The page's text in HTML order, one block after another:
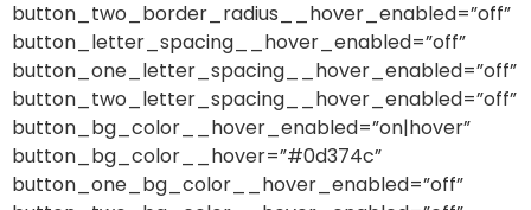
button_two_border_radius__hover_enabled=”off”
button_letter_spacing__hover_enabled=”off”
button_one_letter_spacing__hover_enabled=”off”
button_two_letter_spacing__hover_enabled=”off”
button_bg_color__hover_enabled=”on|hover”
button_bg_color__hover=”#0d374c”
button_one_bg_color__hover_enabled=”off”